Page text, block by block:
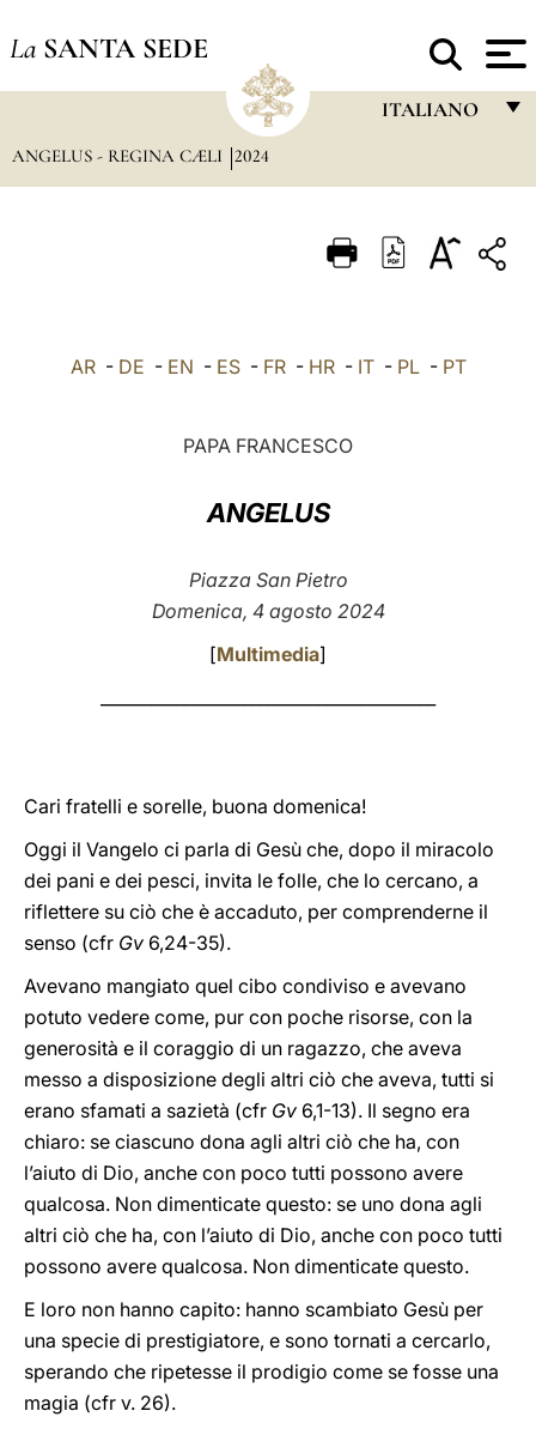
La SANTA SEDE
ITALIANO
ITALIANO
ANGELUS - REGINA CÆLI 2024
AR- DE - EN - ES- FR- HR- IT- PL- PT
PAPA FRANCESCO
ANGELUS
Piazza San Pietro
Domenica, 4 agosto 2024
[Multimedia]
Cari fratelli e sorelle, buona domenica!
Oggi il Vangelo ci parla di Gesù che, dopo il miracolo
dei pani e dei pesci, invita le folle, che lo cercano, a
riflettere su ciò che è accaduto, per comprenderne il
senso (cfr Gv 6,24-35).
Avevano mangiato quel cibo condiviso e avevano
potuto vedere come, pur con poche risorse, con la
generosità e il coraggio di un ragazzo, che aveva
messo a disposizione degli altri ciò che aveva, tutti si
erano sfamati a sazietà (cfr Gv 6,1-13). Il segno era
chiaro: se ciascuno dona agli altri ciò che ha, con
l’aiuto di Dio, anche con poco tutti possono avere
qualcosa. Non dimenticate questo: se uno dona agli
altri ciò che ha, con l’aiuto di Dio, anche con poco tutti
possono avere qualcosa. Non dimenticate questo.
E loro non hanno capito: hanno scambiato Gesù per
una specie di prestigiatore, e sono tornati a cercarlo,
sperando che ripetesse il prodigio come se fosse una
magia (cfr v. 26).